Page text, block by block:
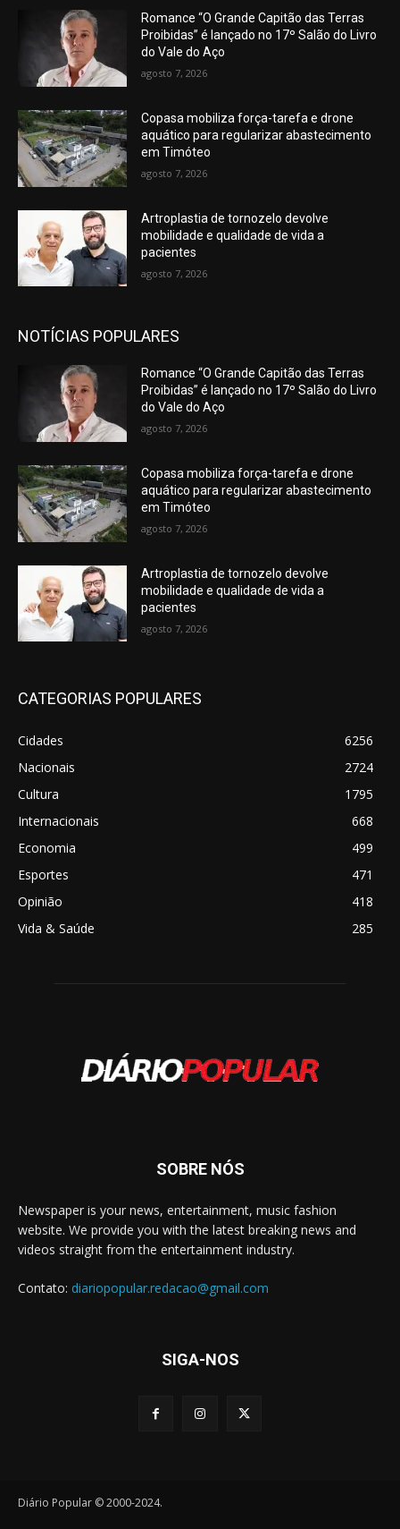
Romance “O Grande Capitão das Terras
Proibidas” é lançado no 17º Salão do Livro
do Vale do Aço
agosto 7, 2026
Copasa mobiliza força-tarefa e drone
aquático para regularizar abastecimento
em Timóteo
agosto 7, 2026
Artroplastia de tornozelo devolve
mobilidade e qualidade de vida a
pacientes
agosto 7, 2026
NOTÍCIAS POPULARES
Romance “O Grande Capitão das Terras
Proibidas” é lançado no 17º Salão do Livro
do Vale do Aço
agosto 7, 2026
Copasa mobiliza força-tarefa e drone
aquático para regularizar abastecimento
em Timóteo
agosto 7, 2026
Artroplastia de tornozelo devolve
mobilidade e qualidade de vida a
pacientes
agosto 7, 2026
CATEGORIAS POPULARES
Cidades
6256
Nacionais
2724
Cultura
1795
Internacionais
668
Economia
499
Esportes
471
Opinião
418
Vida & Saúde
285
SOBRE NÓS
Newspaper is your news, entertainment, music fashion
website. We provide you with the latest breaking news and
videos straight from the entertainment industry.
Contato: diariopopular.redacao@gmail.com
SIGA-NOS
Diário Popular © 2000-2024.